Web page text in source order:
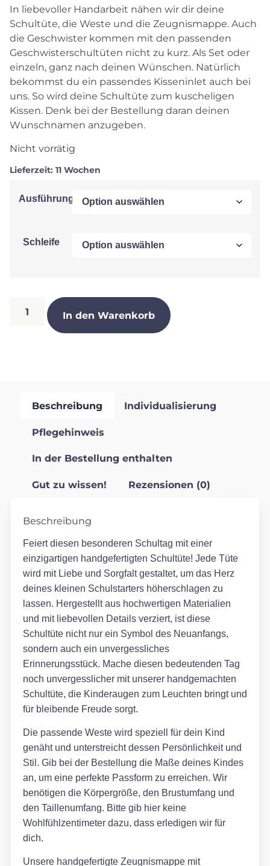
In liebevoller Handarbeit nähen wir dir deine
Schultüte, die Weste und die Zeugnismappe. Auch
die Geschwister kommen mit den passenden
Geschwisterschultüten nicht zu kurz. Als Set oder
einzeln, ganz nach deinen Wünschen. Natürlich
bekommst du ein passendes Kisseninlet auch bei
uns. So wird deine Schultüte zum kuscheligen
Kissen. Denk bei der Bestellung daran deinen
Wunschnamen anzugeben.
Nicht vorrätig
Lieferzeit: 11 Wochen
Ausführung
Schleife
In den Warenkorb
Beschreibung Individualisierung
Pflegehinweis
In der Bestellung enthalten
Gut zu wissen! Rezensionen (0)
Beschreibung
Feiert diesen besonderen Schultag mit einer
einzigartigen handgefertigten Schultüte! Jede Tüte
wird mit Liebe und Sorgfalt gestaltet, um das Herz
deines kleinen Schulstarters höherschlagen zu
lassen. Hergestellt aus hochwertigen Materialien
und mit liebevollen Details verziert, ist diese
Schultüte nicht nur ein Symbol des Neuanfangs,
sondern auch ein unvergessliches
Erinnerungsstück. Mache diesen bedeutenden Tag
noch unvergesslicher mit unserer handgemachten
Schultüte, die Kinderaugen zum Leuchten bringt und
für bleibende Freude sorgt.
Die passende Weste wird speziell für dein Kind
genäht und unterstreicht dessen Persönlichkeit und
Stil. Gib bei der Bestellung die Maße deines Kindes
an, um eine perfekte Passform zu erreichen. Wir
benötigen die Körpergröße, den Brustumfang und
den Taillenumfang. Bitte gib hier keine
Wohlfühlzentimeter dazu, dass erledigen wir für
dich.
Unsere handgefertigte Zeugnismappe mit